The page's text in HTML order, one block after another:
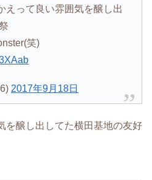
えって良い雰囲気を醸し出
笑)
2017年9月18日
醸し出してた横田基地の友好